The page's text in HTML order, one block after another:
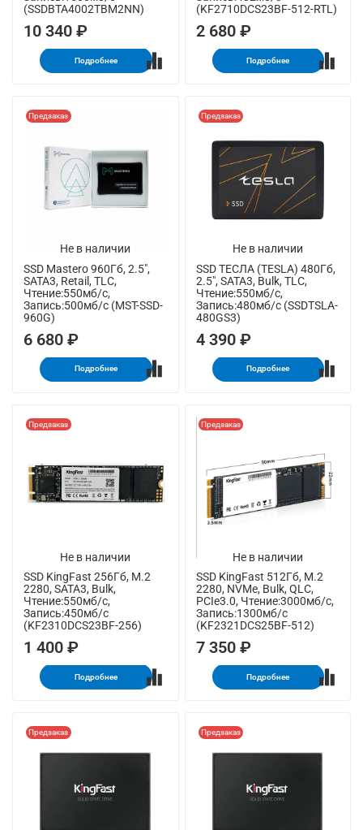
(SSDBTA4002TBM2NN)
10 340 ₽
Подробнее
(KF2710DCS23BF-512-RTL)
2 680 ₽
Подробнее
Не в наличии
Предзаказ
SSD Mastero 960Гб, 2.5",
SATA3, Retail, TLC,
Чтение:550мб/с,
Запись:500мб/с (MST-SSD-
960G)
6 680 ₽
Подробнее
Не в наличии
Предзаказ
SSD ТЕСЛА (TESLA) 480Гб,
2.5", SATA3, Bulk, TLC,
Чтение:550мб/с,
Запись:480мб/с (SSDTSLA-
480GS3)
4 390 ₽
Подробнее
Не в наличии
Предзаказ
SSD KingFast 256Гб, M.2
2280, SATA3, Bulk,
Чтение:550мб/с,
Запись:450мб/с
(KF2310DCS23BF-256)
1 400 ₽
Подробнее
Не в наличии
Предзаказ
SSD KingFast 512Гб, M.2
2280, NVMe, Bulk, QLC,
PCIe3.0, Чтение:3000мб/с,
Запись:1300мб/с
(KF2321DCS25BF-512)
7 350 ₽
Подробнее
Предзаказ Предзаказ